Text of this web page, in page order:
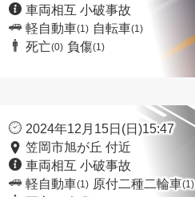
車両相互 小破事故
軽自動車(1) 自転車(1)
死亡(0) 負傷(1)
2024年12月15日(日)15:47
笠岡市旭が丘 付近
車両相互 小破事故
軽自動車(1) 原付二種二輪車(1)